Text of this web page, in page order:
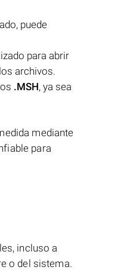
puede
para abrir
archivos.
.MSH, ya sea
mediante
para
incluso a
o del sistema.